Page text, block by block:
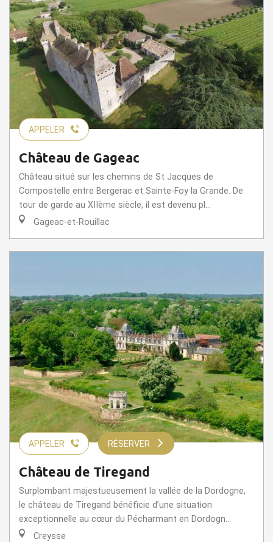
APPELER
Château de Gageac
Château situé sur les chemins de St Jacques de
Compostelle entre Bergerac et Sainte-Foy la Grande. De
tour de garde au XIIème siècle, il est devenu pl...
Gageac-et-Rouillac
APPELER RÉSERVER
Château de Tiregand
Surplombant majestueusement la vallée de la Dordogne,
le château de Tiregand bénéficie d’une situation
exceptionnelle au cœur du Pécharmant en Dordogn...
Creysse